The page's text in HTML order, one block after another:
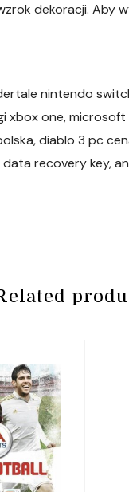
dekoracji. Aby
nintendo
xbox one,
diablo 3 pc
recovery key,